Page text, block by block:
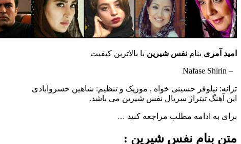
امید آمری بنام نفس شیرین با بالاترین کیفیت
– Nafase Shirin
ترانه: نیلوفر حسینی خواه , موزیک و تنظیم: شاهین خسروآبادی
این آهنگ تیتراژ سریال نفس شیرین می باشد.
برای به ادامه مطلب مراجعه کنید …
متن بنام نفس شیرین :